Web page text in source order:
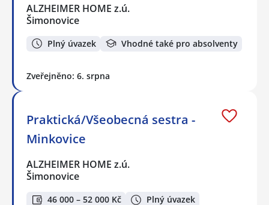
ALZHEIMER HOME z.ú.
Šimonovice
Plný úvazek Vhodné také pro absolventy
Zveřejněno: 6. srpna
Praktická/Všeobecná sestra -
Minkovice
ALZHEIMER HOME z.ú.
Šimonovice
46 000 – 52 000 Kč
Plný úvazek